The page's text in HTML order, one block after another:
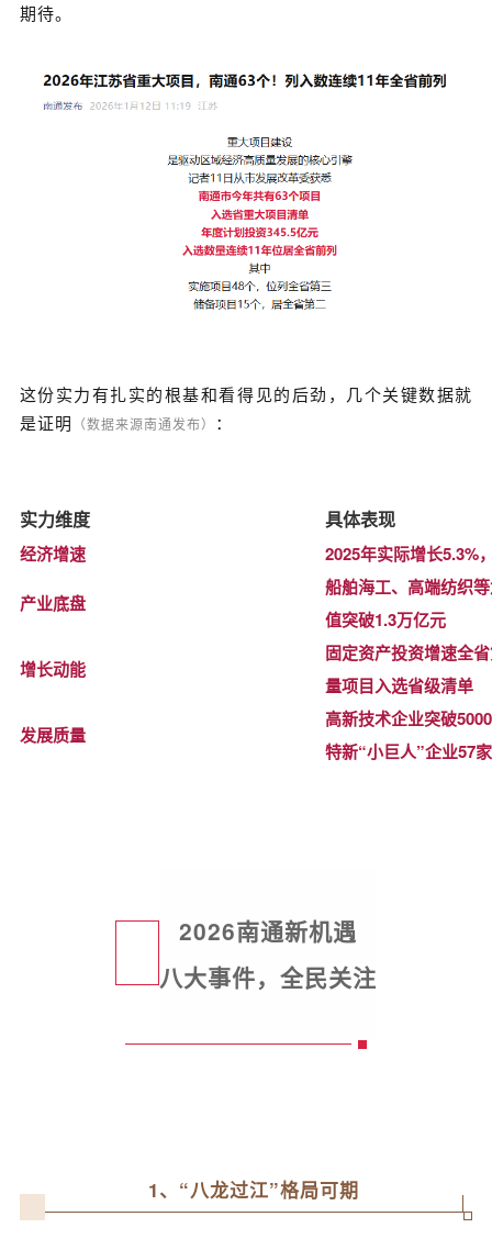
期待。
这份实力有扎实的根基和看得见的后劲，几个关键数据就
是证明 （数据来源南通发布） ：
实力维度 具体表现
经济增速 2025年实际增长5.3%
产业底盘
船舶海工、高端纺织
值突破1.3万亿元
增长动能
固定资产投资增速全
量项目入选省级清单
发展质量
高新技术企业突破
特新“小巨人”企业57家
2026南通新机遇
八大事件，全民关注
1、“八龙过江”格局可期